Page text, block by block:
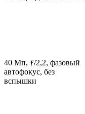
40 Мп, ƒ/2,2, фазовый
автофокус, без
вспышки